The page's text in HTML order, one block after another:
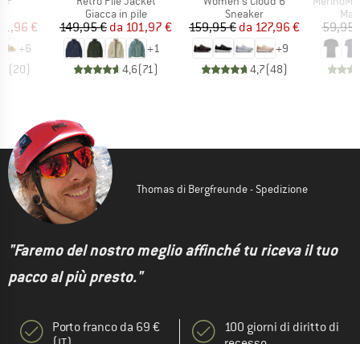
ridotto
€
+6
(20)
Gruppo di prodotti
Giacca in pile
Prezzo
149,95 € Prezzo ridotto
da 101,97 €
+1
4,6(71)
Gruppo di prodotti
Sneaker
Prezzo
159,95 € Prezzo ridotto
da 127,96 €
+9
4,7(48)
59,95
Thomas di Bergfreunde - Spedizione
"Faremo del nostro meglio affinché tu riceva il tuo
pacco al più presto."
Porto franco da 69 €
100 giorni di diritto di